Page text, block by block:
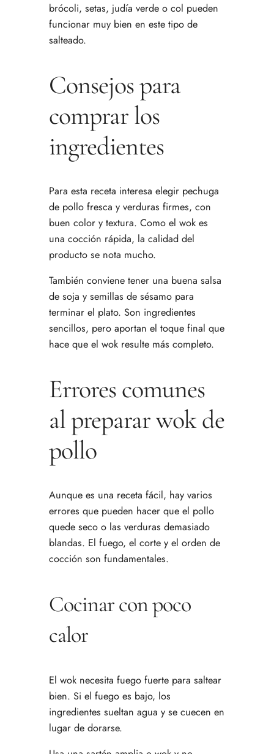
brócoli, setas, judía verde o col pueden
funcionar muy bien en este tipo de
salteado.
Consejos para
comprar los
ingredientes
Para esta receta interesa elegir pechuga
de pollo fresca y verduras firmes, con
buen color y textura. Como el wok es
una cocción rápida, la calidad del
producto se nota mucho.
También conviene tener una buena salsa
de soja y semillas de sésamo para
terminar el plato. Son ingredientes
sencillos, pero aportan el toque final que
hace que el wok resulte más completo.
Errores comunes
al preparar wok de
pollo
Aunque es una receta fácil, hay varios
errores que pueden hacer que el pollo
quede seco o las verduras demasiado
blandas. El fuego, el corte y el orden de
cocción son fundamentales.
Cocinar con poco
calor
El wok necesita fuego fuerte para saltear
bien. Si el fuego es bajo, los
ingredientes sueltan agua y se cuecen en
lugar de dorarse.